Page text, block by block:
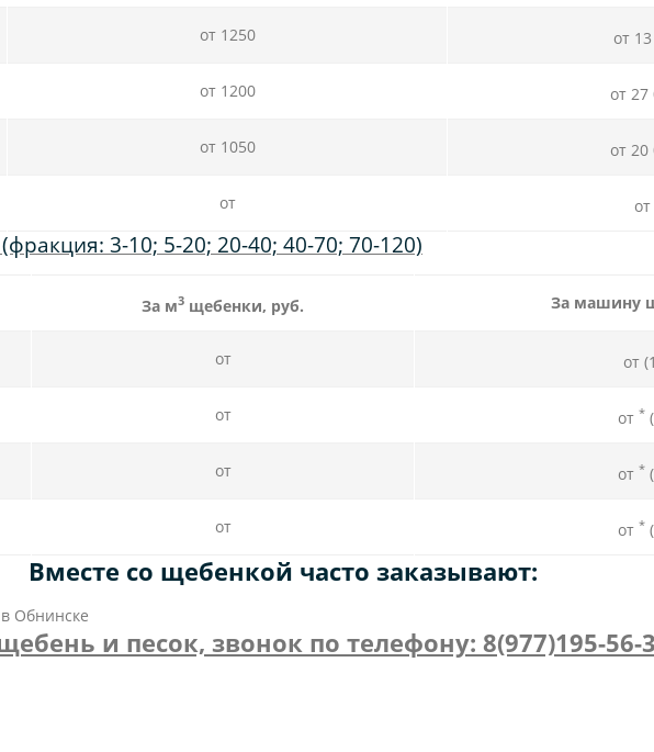
от 1250 от
от 1200 от 27
от 1050 от 20
от от
3-10; 5-20; 20-40; 40-70; 70-120)
За м3 щебенки, руб. За машину
от от
от от *
от от *
от от *
Вместе со щебенкой часто заказывают:
Обнинске
и песок, звонок по телефону: 8(977)195-56-